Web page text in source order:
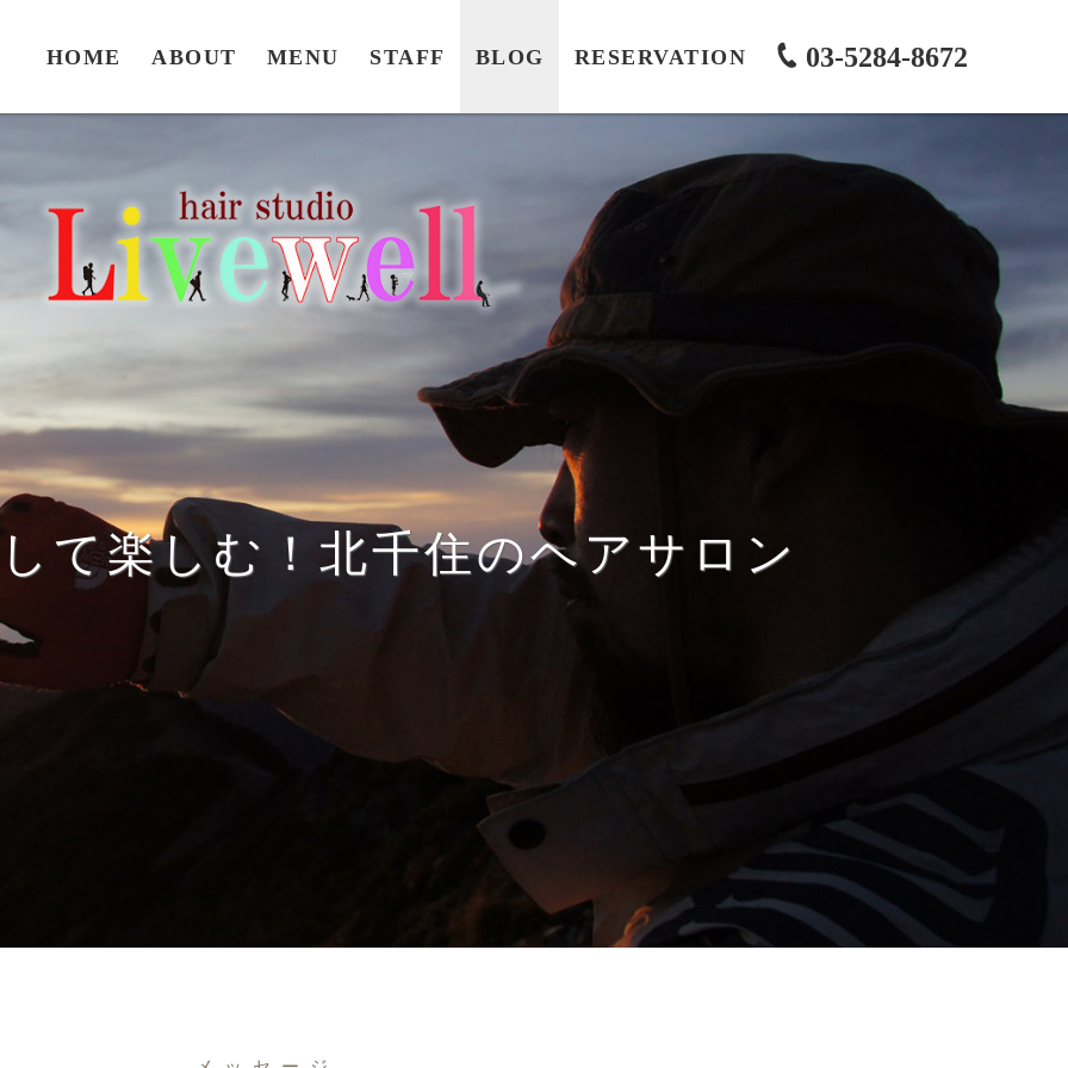
HOME ABOUT MENU STAFF BLOG RESERVATION 03-5284-8672
て楽しむ！北千住のヘアサロン